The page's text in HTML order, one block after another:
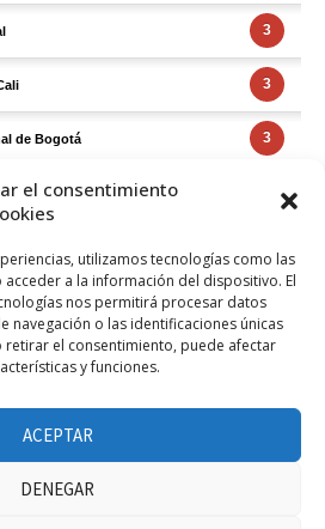
el consentimiento
utilizamos tecnologías como las
a la información del dispositivo. El
nos permitirá procesar datos
navegación o las identificaciones únicas
retirar el consentimiento, puede afectar
y funciones.
ACEPTAR
DENEGAR